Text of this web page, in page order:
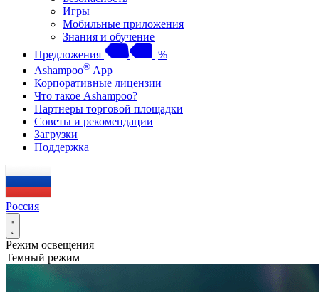
Игры
Мобильные приложения
Знания и обучение
Предложения
%
Ashampoo® App
Корпоративные лицензии
Что такое Ashampoo?
Партнеры торговой площадки
Советы и рекомендации
Загрузки
Поддержка
Россия
Режим освещения
Темный режим